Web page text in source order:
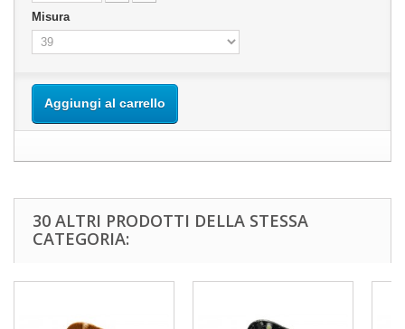
Misura
Aggiungi al carrello
30 ALTRI PRODOTTI DELLA STESSA
CATEGORIA: